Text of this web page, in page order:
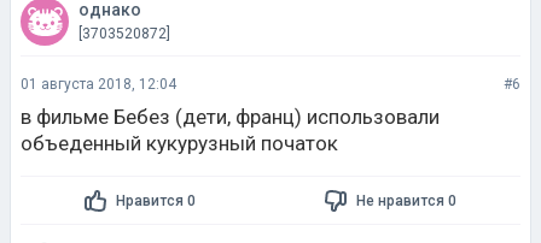
однако
[3703520872]
01 августа 2018, 12:04 #6
в фильме Бебез (дети, франц) использовали
объеденный кукурузный початок
Нравится 0 Не нравится 0